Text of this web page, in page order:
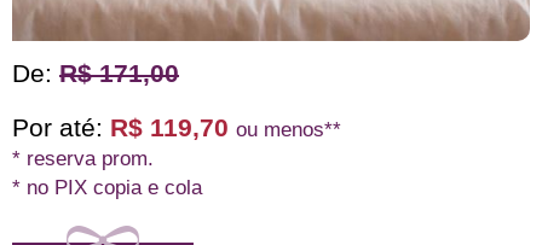
De: R$ 171,00
Por até: R$ 119,70 ou menos**
* reserva prom.
* no PIX copia e cola